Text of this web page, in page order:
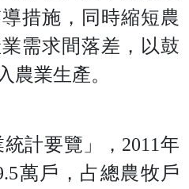
措施，同時縮短農
需求間落差，以鼓
農業生產。
計要覽」 ， 201 1年
5萬戶，占總農牧戶